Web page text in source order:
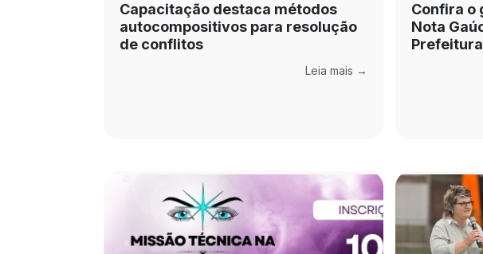
Capacitação destaca métodos
autocompositivos para resolução
de conflitos
Leia mais →
Confira o
Nota
Prefeitura